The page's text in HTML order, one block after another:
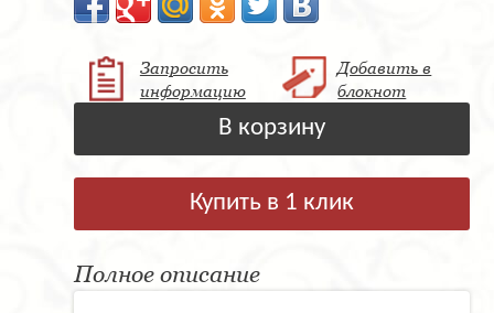
Запросить
информацию
Добавить в
блокнот
В корзину
Купить в 1 клик
Полное описание